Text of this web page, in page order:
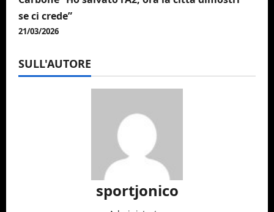
se ci crede”
21/03/2026
SULL'AUTORE
sportjonico